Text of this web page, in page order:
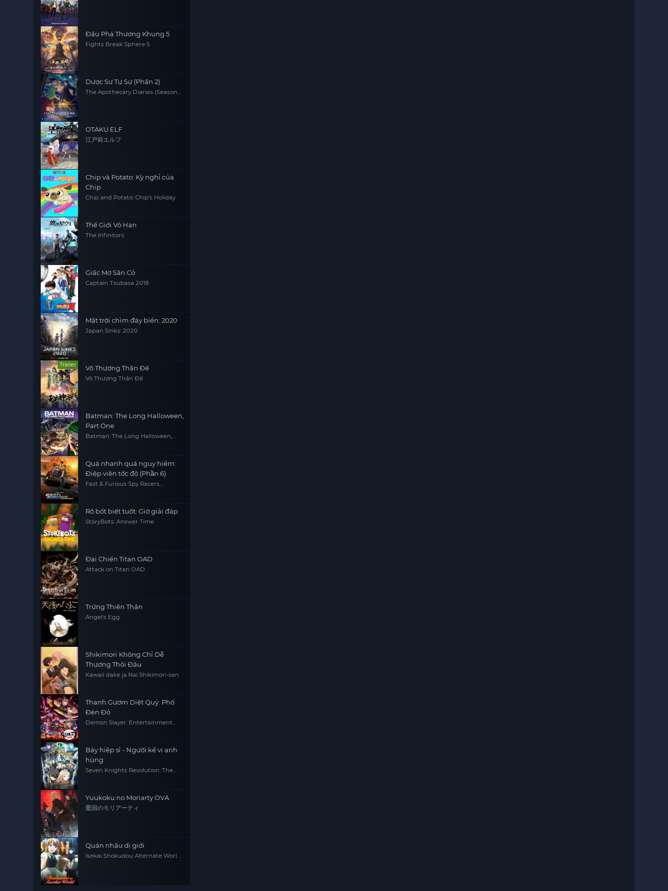
Đấu Phá Thương Khung 5
Fights Break Sphere 5
Dược Sư Tự Sự (Phần 2)
The Apothecary Diaries (Season
OTAKU ELF
江戸前エルフ
Chip và Potato: Kỳ nghỉ của
Chip
Chip and Potato: Chip’s Holiday
Thế Giới Vô Hạn
The Infinitors
Giấc Mơ Sân Cỏ
Captain Tsubasa 2018
Mặt trời chìm đáy biển: 2020
Japan Sinks: 2020
Trailer Vô Thượng Thần Đế
Vô Thượng Thần Đế
Batman: The Long Halloween,
Part One
Batman: The Long Halloween,
Quá nhanh quá nguy hiểm:
Điệp viên tốc độ (Phần 6)
Fast & Furious Spy Racers
Rô bốt biết tuốt: Giờ giải đáp
StoryBots: Answer Time
Đại Chiến Titan OAD
Attack on Titan OAD
Trứng Thiên Thần
Angel's Egg
Shikimori Không Chỉ Dễ
Thương Thôi Đâu
Kawaii dake ja Nai Shikimori-san
Thanh Gươm Diệt Quỷ: Phố
Đèn Đỏ
Demon Slayer: Entertainment
Bảy hiệp sĩ - Người kế vị anh
hùng
Seven Knights Revolution: The
Yuukoku no Moriarty OVA
憂国のモリアーティ
Quán nhậu dị giới
Isekai Shokudou Alternate World